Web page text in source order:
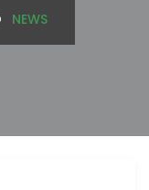
NEWS